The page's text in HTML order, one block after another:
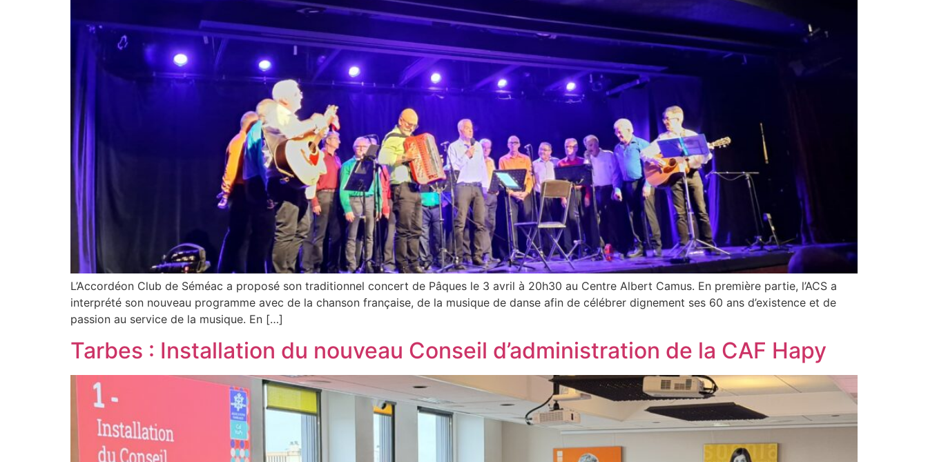
L’Accordéon Club de Séméac a proposé son traditionnel concert de Pâques le 3 avril à 20h30 au Centre Albert Camus. En première partie, l’ACS a
interprété son nouveau programme avec de la chanson française, de la musique de danse afin de célébrer dignement ses 60 ans d’existence et de
passion au service de la musique. En […]
Tarbes : Installation du nouveau Conseil d’administration de la CAF Hapy